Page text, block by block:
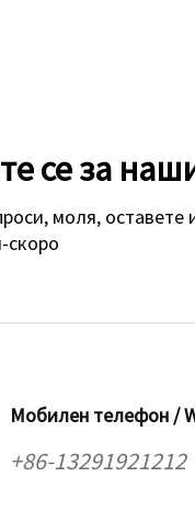
се за
моля,
скоро
Мобилен телефон /
+86-13291921212